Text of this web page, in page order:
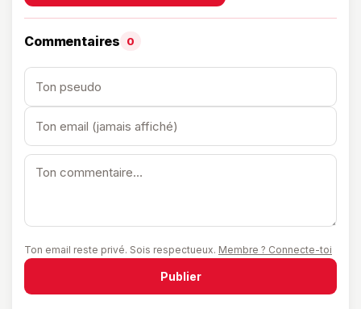
Commentaires 0
Ton email reste privé. Sois respectueux. Membre ? Connecte-toi
Publier